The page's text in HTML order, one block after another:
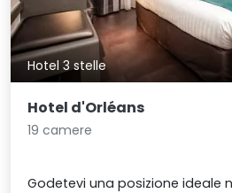
Hotel 3 stelle
Hotel d'Orléans
19 camere
Godetevi una posizione ideale